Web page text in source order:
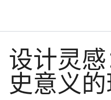
设计灵
史意义